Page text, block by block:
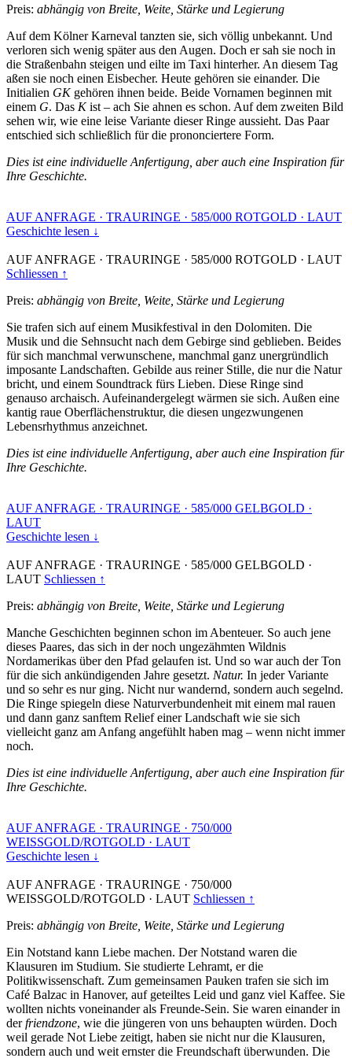
Preis: abhängig von Breite, Weite, Stärke und Legierung
Auf dem Kölner Karneval tanzten sie, sich völlig unbekannt. Und
verloren sich wenig später aus den Augen. Doch er sah sie noch in
die Straßenbahn steigen und eilte im Taxi hinterher. An diesem Tag
aßen sie noch einen Eisbecher. Heute gehören sie einander. Die
Initialien GKgehören ihnen beide. Beide Vornamen beginnen mit
einem G. Das Kist – ach Sie ahnen es schon. Auf dem zweiten Bild
sehen wir, wie eine leise Variante dieser Ringe aussieht. Das Paar
entschied sich schließlich für die prononciertere Form.
Dies ist eine individuelle Anfertigung, aber auch eine Inspiration für
Ihre Geschichte.
AUF ANFRAGE · TRAURINGE · 585/000 ROTGOLD · LAUT
Geschichte lesen ↓
AUF ANFRAGE · TRAURINGE · 585/000 ROTGOLD · LAUT
Schliessen ↑
Preis: abhängig von Breite, Weite, Stärke und Legierung
Sie trafen sich auf einem Musikfestival in den Dolomiten. Die
Musik und die Sehnsucht nach dem Gebirge sind geblieben. Beides
für sich manchmal verwunschene, manchmal ganz unergründlich
imposante Landschaften. Gebilde aus reiner Stille, die nur die Natur
bricht, und einem Soundtrack fürs Lieben. Diese Ringe sind
genauso archaisch. Aufeinandergelegt wärmen sie sich. Außen eine
kantig raue Oberflächenstruktur, die diesen ungezwungenen
Lebensrhythmus anzeichnet.
Dies ist eine individuelle Anfertigung, aber auch eine Inspiration für
Ihre Geschichte.
AUF ANFRAGE · TRAURINGE · 585/000 GELBGOLD ·
LAUT
Geschichte lesen ↓
AUF ANFRAGE · TRAURINGE · 585/000 GELBGOLD ·
LAUT Schliessen ↑
Preis: abhängig von Breite, Weite, Stärke und Legierung
Manche Geschichten beginnen schon im Abenteuer. So auch jene
dieses Paares, das sich in der noch ungezähmten Wildnis
Nordamerikas über den Pfad gelaufen ist. Und so war auch der Ton
für die sich ankündigenden Jahre gesetzt. Natur. In jeder Variante
und so sehr es nur ging. Nicht nur wandernd, sondern auch segelnd.
Die Ringe spiegeln diese Naturverbundenheit mit einem mal rauen
und dann ganz sanftem Relief einer Landschaft wie sie sich
vielleicht ganz am Anfang angefühlt haben mag – wenn nicht immer
noch.
Dies ist eine individuelle Anfertigung, aber auch eine Inspiration für
Ihre Geschichte.
AUF ANFRAGE · TRAURINGE · 750/000
WEISSGOLD/ROTGOLD · LAUT
Geschichte lesen ↓
AUF ANFRAGE · TRAURINGE · 750/000
WEISSGOLD/ROTGOLD · LAUT Schliessen ↑
Preis: abhängig von Breite, Weite, Stärke und Legierung
Ein Notstand kann Liebe machen. Der Notstand waren die
Klausuren im Studium. Sie studierte Lehramt, er die
Politikwissenschaft. Zum gemeinsamen Pauken trafen sie sich im
Café Balzac in Hanover, auf geteiltes Leid und ganz viel Kaffee. Sie
wollten nichts voneinander als Freunde-Sein. Sie waren einander in
derfriendzone, wie die jüngeren von uns behaupten würden. Doch
weil gerade Not Liebe zeitigt, haben sie nicht nur die Klausuren,
sondern auch und weit ernster die Freundschaft überwunden. Die